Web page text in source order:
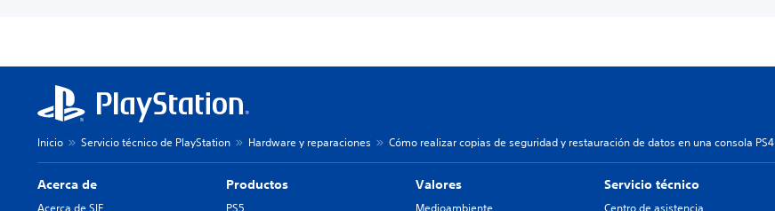
Inicio Servicio técnico de PlayStation Hardware y reparaciones Cómo realizar copias de seguridad y restauración de datos en una consola PS4
Acerca de
Acerca de SIE
Productos
PS5
Valores
Medioambiente
Servicio técnico
Centro de asistencia